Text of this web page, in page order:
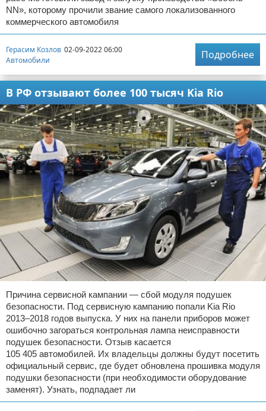
NN», которому прочили звание самого локализованного
коммерческого автомобиля
Герасим Козлов 02-09-2022 06:00
Автомобили
Подробнее
В РФ отзывают более 100 тысяч Kia Rio
Причина сервисной кампании — сбой модуля подушек
безопасности. Под сервисную кампанию попали Kia Rio
2013–2018 годов выпуска. У них на панели приборов может
ошибочно загораться контрольная лампа неисправности
подушек безопасности. Отзыв касается
105 405 автомобилей. Их владельцы должны будут посетить
официальный сервис, где будет обновлена прошивка модуля
подушки безопасности (при необходимости оборудование
заменят). Узнать, подпадает ли